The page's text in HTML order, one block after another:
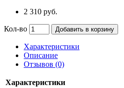
2 310 руб.
Кол-во Добавить в корзину
Характеристики
Описание
Отзывов (0)
Характеристики